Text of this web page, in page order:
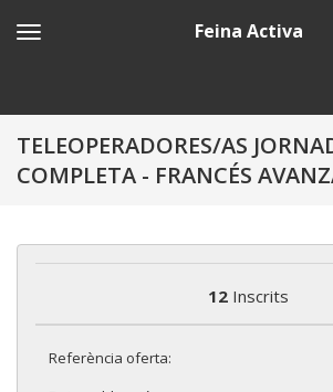
Feina Activa
TELEOPERADORES/AS
COMPLETA - FRANCÉS
12Inscrits
Referència oferta: